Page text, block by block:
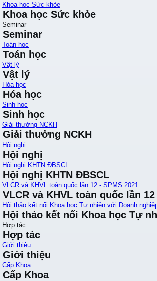
Khoa học Sức khỏe
Khoa học Sức khỏe
Seminar
Seminar
Toán học
Toán học
Vật lý
Vật lý
Hóa học
Hóa học
Sinh học
Sinh học
Giải thưởng NCKH
Giải thưởng NCKH
Hội nghị
Hội nghị
Hội nghị KHTN ĐBSCL
Hội nghị KHTN ĐBSCL
VLCR và KHVL toàn quốc lần 12 - SPMS 2021
VLCR và KHVL toàn quốc lần 12
Hội thảo kết nối Khoa học Tự nhiên với Doanh
Hội thảo kết nối Khoa học Tự
Hợp tác
Hợp tác
Giới thiệu
Giới thiệu
Cấp Khoa
Cấp Khoa